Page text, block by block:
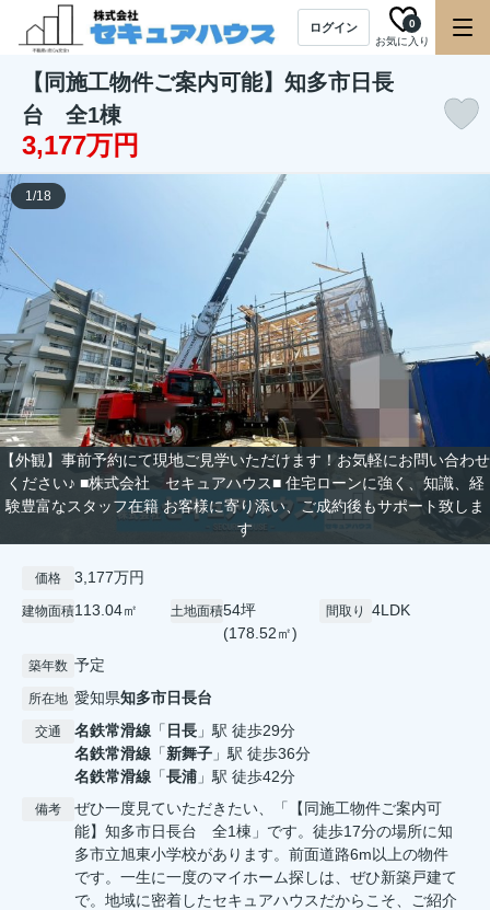
ログイン
お気に入り
0
【同施工物件ご案内可能】知多市日長
台 全1棟
3,177万円
【外観】事前予約にて現地ご見学いただけます！お気軽にお問い合わせ
ください♪ ■株式会社 セキュアハウス■ 住宅ローンに強く、知識、経
験豊富なスタッフ在籍 お客様に寄り添い、ご成約後もサポート致しま
す
1/18
価格 3,177万円
建物面積113.04㎡ 土地面積54坪
(178.52㎡)
間取り 4LDK
築年数 予定
所在地 愛知県知多市日長台
交通 名鉄常滑線 「 日長 」駅 徒歩29分
名鉄常滑線 「新舞子 」駅 徒歩36分
名鉄常滑線 「長浦 」駅 徒歩42分
備考
ぜひ一度見ていただきたい、「【同施工物件ご案内可
能】知多市日長台 全1棟」です。徒歩17分の場所に知
多市立旭東小学校があります。前面道路6m以上の物件
です。一生に一度のマイホーム探しは、ぜひ新築戸建て
で。地域に密着したセキュアハウスだからこそ、ご紹介